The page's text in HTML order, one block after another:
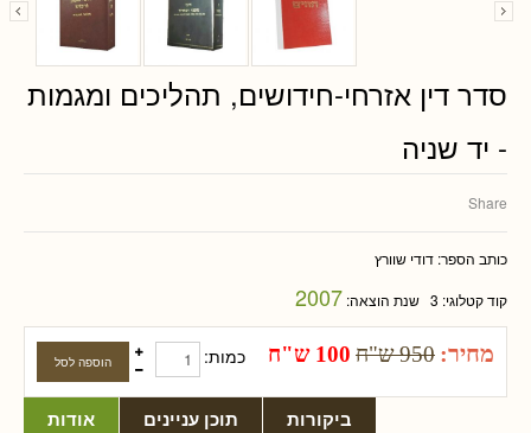
סדר דין אזרחי-חידושים, תהליכים ומגמות
- יד שניה
Share
כותב הספר: דודי שוורץ
קוד קטלוגי: 3 שנת הוצאה: 2007
מחיר: 950 ש"ח 100 ש"ח כמות:
אודות תוכן עניינים ביקורות